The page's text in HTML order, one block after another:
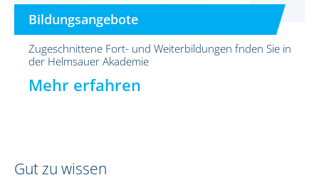
Bildungsangebote
Zugeschnittene Fort- und Weiterbildungen fnden Sie in
der Helmsauer Akademie
Mehr erfahren
Gut zu wissen